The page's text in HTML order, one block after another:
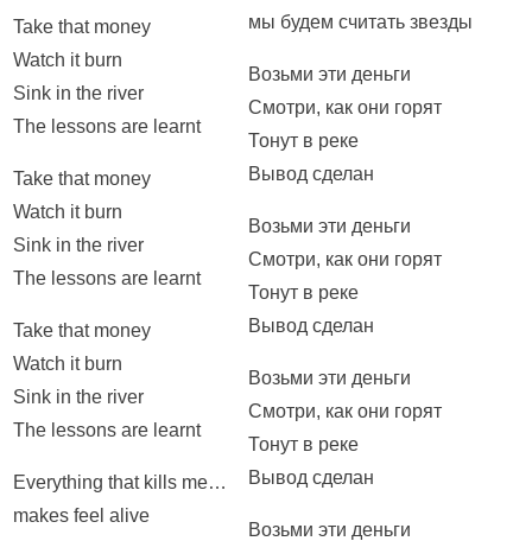
Take that money
Watch it burn
Sink in the river
The lessons are learnt
Take that money
Watch it burn
Sink in the river
The lessons are learnt
Take that money
Watch it burn
Sink in the river
The lessons are learnt
Everything that kills me…
makes feel alive
мы будем считать звезды
Возьми эти деньги
Смотри, как они горят
Тонут в реке
Вывод сделан
Возьми эти деньги
Смотри, как они горят
Тонут в реке
Вывод сделан
Возьми эти деньги
Смотри, как они горят
Тонут в реке
Вывод сделан
Возьми эти деньги